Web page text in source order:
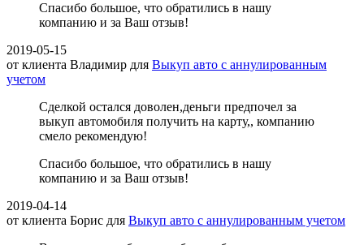
Спасибо большое, что обратились в нашу
компанию и за Ваш отзыв!
2019-05-15
от клиента Владимир для Выкуп авто с аннулированным
учетом
Сделкой остался доволен,деньги предпочел за
выкуп автомобиля получить на карту,, компанию
смело рекомендую!
Спасибо большое, что обратились в нашу
компанию и за Ваш отзыв!
2019-04-14
от клиента Борис для Выкуп авто с аннулированным учетом